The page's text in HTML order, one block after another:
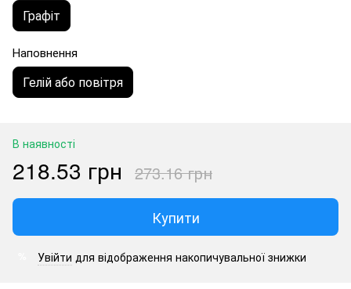
Графіт
Наповнення
Гелій або повітря
В наявності
218.53 грн 273.16 грн
Купити
Увійти для відображення накопичувальної знижки